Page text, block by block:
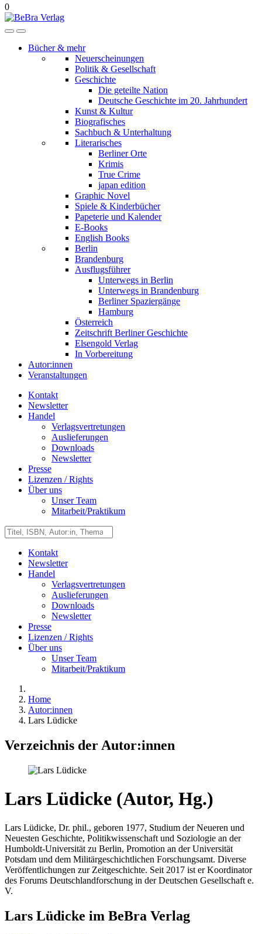
0
Bücher & mehr
Neuerscheinungen
Politik & Gesellschaft
Geschichte
Die geteilte Nation
Deutsche Geschichte im 20. Jahrhundert
Kunst & Kultur
Biografisches
Sachbuch & Unterhaltung
Literarisches
Berliner Orte
Krimis
True Crime
japan edition
Graphic Novel
Spiele & Kinderbücher
Papeterie und Kalender
E-Books
English Books
Berlin
Brandenburg
Ausflugsführer
Unterwegs in Berlin
Unterwegs in Brandenburg
Berliner Spaziergänge
Hamburg
Österreich
Zeitschrift Berliner Geschichte
Elsengold Verlag
In Vorbereitung
Autor:innen
Veranstaltungen
Kontakt
Newsletter
Handel
Verlagsvertretungen
Auslieferungen
Downloads
Newsletter
Presse
Lizenzen / Rights
Über uns
Unser Team
Mitarbeit/Praktikum
Kontakt
Newsletter
Handel
Verlagsvertretungen
Auslieferungen
Downloads
Newsletter
Presse
Lizenzen / Rights
Über uns
Unser Team
Mitarbeit/Praktikum
Home
Autor:innen
Lars Lüdicke
Verzeichnis der Autor:innen
Lars Lüdicke (Autor, Hg.)
Lars Lüdicke, Dr. phil., geboren 1977, Studium der Neueren und
Neuesten Geschichte, Politikwissenschaft und Soziologie an der
Humboldt-Universität zu Berlin, Promotion an der Universität
Potsdam und dem Militärgeschichtlichen Forschungsamt. Diverse
Veröffentlichungen zur Zeitgeschichte. Seit 2017 ist er Koordinator
des Forums Deutschlandforschung in der Deutschen Gesellschaft e.
V.
Lars Lüdicke im BeBra Verlag